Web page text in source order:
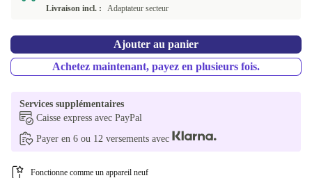
CZ (QWERTZ) +125,00 €
PT (QWERTY)
UK (QWERTY)
Disponible dans d'autres variantes
Livraison incl. :
Adaptateur secteur
Ajouter au panier
Achetez maintenant, payez en plusieurs fois.
Services supplémentaires
Caisse express avec PayPal
Payer en 6 ou 12 versements avec
Fonctionne comme un appareil neuf